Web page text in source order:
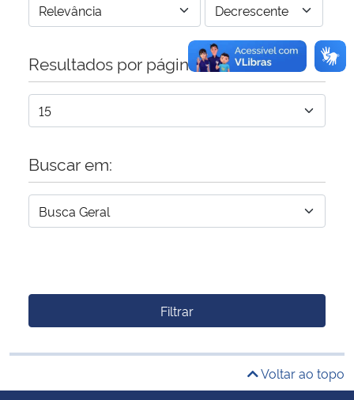
Advocacia-Geral da União
Banco Central do Brasil
Planalto
Resultados por página:
Buscar em:
Filtrar
Voltar ao topo